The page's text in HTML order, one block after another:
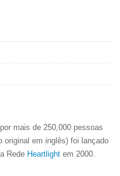
mais de 250,000 pessoas
original em inglês) foi lançado
Rede Heartlight em 2000.